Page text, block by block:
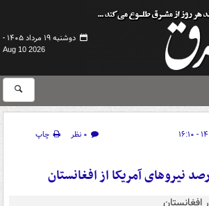
دوشنبه ۱۹ مرداد ۱۴۰۵ -
Aug 10 2026
۰ نظر
چاپ